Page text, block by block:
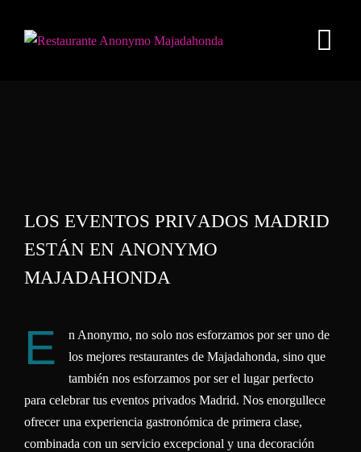
LOS EVENTOS PRIVADOS MADRID
ESTÁN EN ANONYMO
MAJADAHONDA
E
n Anonymo, no solo nos esforzamos por ser uno de
los mejores restaurantes de Majadahonda, sino que
también nos esforzamos por ser el lugar perfecto
para celebrar tus eventos privados Madrid. Nos enorgullece
ofrecer una experiencia gastronómica de primera clase,
combinada con un servicio excepcional y una decoración